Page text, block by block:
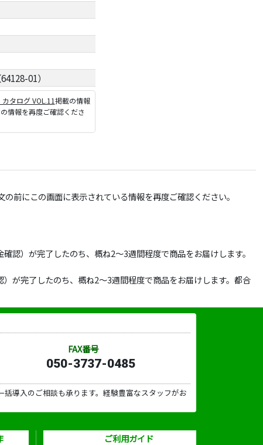
01）
タログ VOL.11掲載の情報
情報を再度ご確認くださ
前にこの画面に表示されている情報を再度ご確認ください。
認）が完了したのち、概ね2～3週間程度で商品をお届けします。
が完了したのち、概ね2～3週間程度で商品をお届けします。都合
FAX番号
050-3737-0485
導入のご相談も承ります。経験豊富なスタッフがお
ご利用ガイド